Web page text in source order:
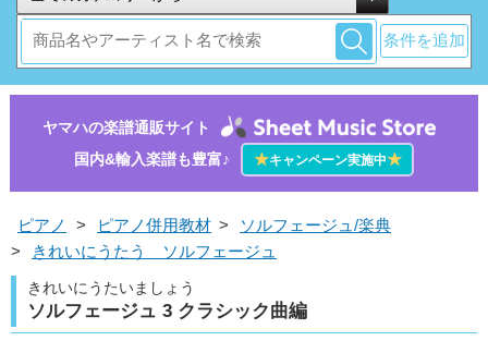
条件を追加
ヤマハの楽譜通販サイト
国内&輸入楽譜も豊富♪
★キャンペーン実施中★
ピアノ > ピアノ併用教材 >
ソルフェージュ/楽典
>
きれいにうたう ソルフェージュ
きれいにうたいましょう
ソルフェージュ 3 クラシック曲編